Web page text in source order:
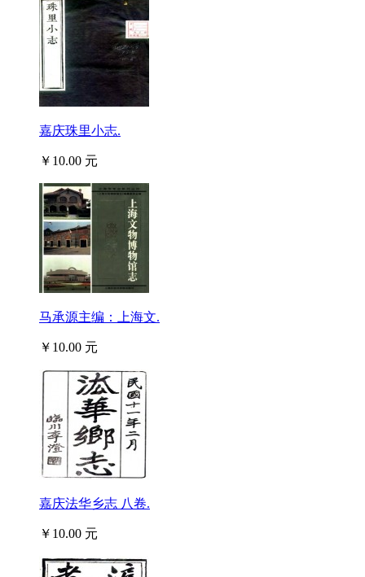
嘉庆珠里小志.
￥10.00 元
马承源主编：上海文.
￥10.00 元
嘉庆法华乡志 八卷.
￥10.00 元